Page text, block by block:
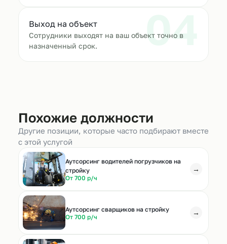
04
Выход на объект
Сотрудники выходят на ваш объект точно в
назначенный срок.
Похожие должности
Другие позиции, которые часто подбирают вместе
с этой услугой
Аутсорсинг водителей погрузчиков на
стройку
От 700 р/ч
→
Аутсорсинг сварщиков на стройку
От 700 р/ч
→